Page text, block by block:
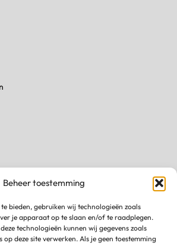
Beheer toestemming
bieden, gebruiken wij technologieën zoals
je apparaat op te slaan en/of te raadplegen.
technologieën kunnen wij gegevens zoals
deze site verwerken. Als je geen toestemming